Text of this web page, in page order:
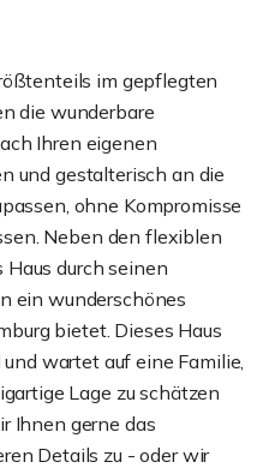
im gepflegten
die wunderbare
Ihren eigenen
und gestalterisch an die
ohne Kompromisse
Neben den flexiblen
durch seinen
ein wunderschönes
bietet. Dieses Haus
wartet auf eine Familie,
Lage zu schätzen
Ihnen gerne das
Details zu - oder wir